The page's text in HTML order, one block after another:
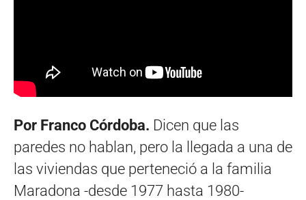
Por Franco Córdoba. Dicen que las
paredes no hablan, pero la llegada a una de
las viviendas que perteneció a la familia
Maradona -desde 1977 hasta 1980-